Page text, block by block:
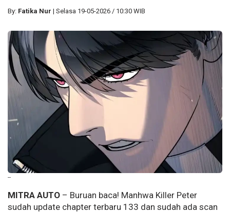
By: Fatika Nur | Selasa 19-05-2026 / 10:30 WIB
--
MITRA AUTO – Buruan baca! Manhwa Killer Peter
sudah update chapter terbaru 133 dan sudah ada scan